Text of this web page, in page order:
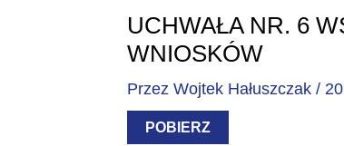
UCHWAŁA NR. 6
WNIOSKÓW
PrzezWojtek Hałuszczak/
POBIERZ